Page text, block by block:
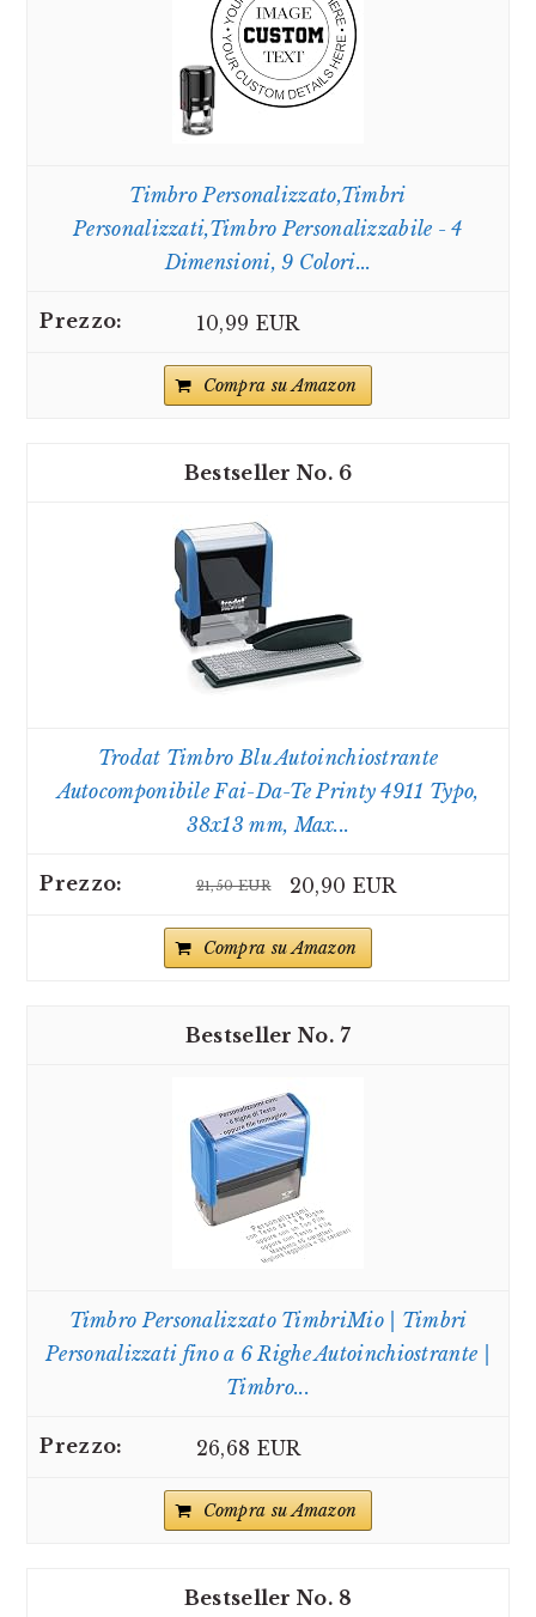
Timbro Personalizzato,Timbri
Personalizzati,Timbro Personalizzabile - 4
Dimensioni, 9 Colori...
10,99 EUR
Compra su Amazon
6
Trodat Timbro Blu Autoinchiostrante
Autocomponibile Fai-Da-Te Printy 4911 Typo,
38x13 mm, Max...
21,50 EUR 20,90 EUR
Compra su Amazon
7
Timbro Personalizzato TimbriMio | Timbri
Personalizzati fino a 6 Righe Autoinchiostrante |
Timbro...
26,68 EUR
Compra su Amazon
8